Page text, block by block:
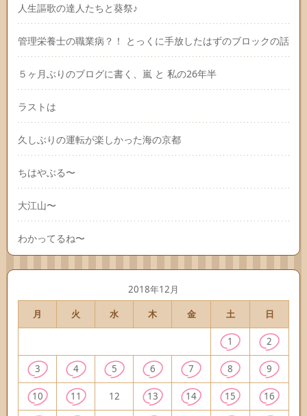
人生謳歌の達人たちと葵祭♪
管理栄養士の職業病？！ とっくに手放したはずのブロックの話
５ヶ月ぶりのブログに書く、嵐 と 私の26年半
ラストは
久しぶりの運転が楽しかった海の京都
ちはやぶる〜
大江山〜
わかってるね〜
2018年12月
月
火 水 木 金 土 日
1 2
3 4 5 6 7 8 9
10 11 12 13 14 15 16